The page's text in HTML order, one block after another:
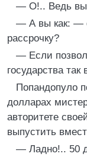
— О!.. Ведь вы
— А вы как: —
рассрочку?
— Если
государства
Попандопуло
долларах
авторитете
выпустить
— Ладно!.. 50